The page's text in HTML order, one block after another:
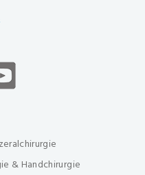
& Handchirurgie